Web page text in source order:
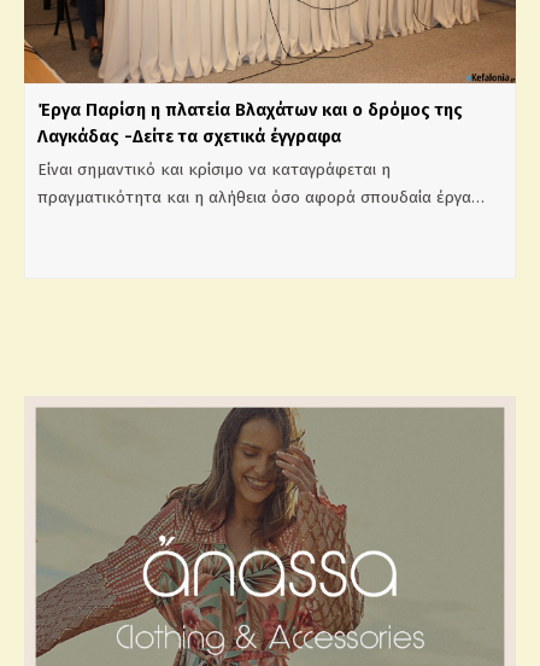
Έργα Παρίση η πλατεία Βλαχάτων και ο δρόμος της
Λαγκάδας -Δείτε τα σχετικά έγγραφα
Είναι σημαντικό και κρίσιμο να καταγράφεται η
πραγματικότητα και η αλήθεια όσο αφορά σπουδαία έργα…